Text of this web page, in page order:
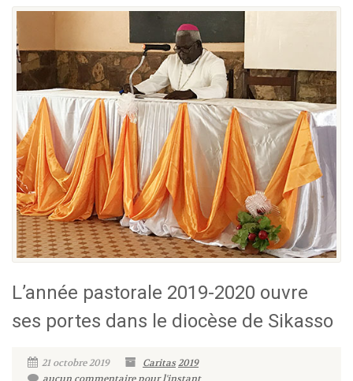
L’année pastorale 2019-2020 ouvre
ses portes dans le diocèse de Sikasso
21 octobre 2019 Caritas2019
aucun commentaire pour l'instant